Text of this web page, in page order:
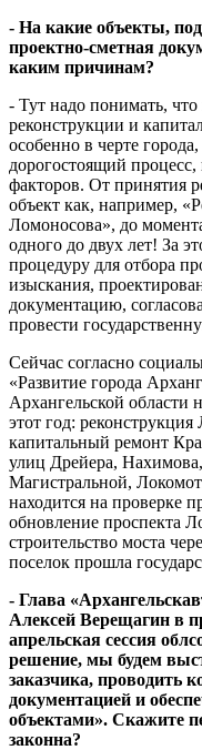
- На какие объекты,
проектно-сметная
каким причинам?
- Тут надо понимать, что
реконструкции и
особенно в черте
дорогостоящий
факторов. От принятия
объект как, например,
Ломоносова», до
одного до двух лет! За
процедуру для отбора
изыскания,
документацию,
провести
Сейчас согласно
«Развитие города
Архангельской области
этот год:
капитальный ремонт
улиц Дрейера,
Магистральной,
находится на проверке
обновление проспекта
строительство моста
поселок прошла
- Глава
Алексей Верещагин в
апрельская сессия
решение, мы будем
заказчика, проводить
документацией и
объектами». Скажите
законна?